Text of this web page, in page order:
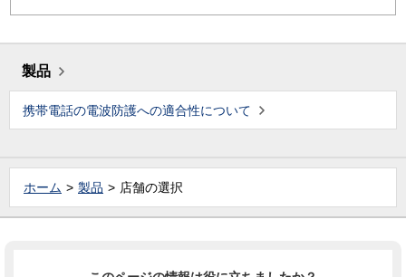
製品
携帯電話の電波防護への適合性について
ホーム 製品 店舗の選択